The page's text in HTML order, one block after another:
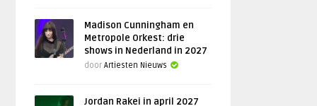
Madison Cunningham en
Metropole Orkest: drie
shows in Nederland in 2027
doorArtiesten Nieuws
Jordan Rakei in april 2027